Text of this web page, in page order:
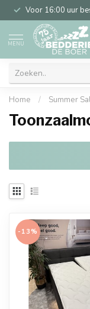
Voor 16:00 uur
MENU
Home / Summer
-13%